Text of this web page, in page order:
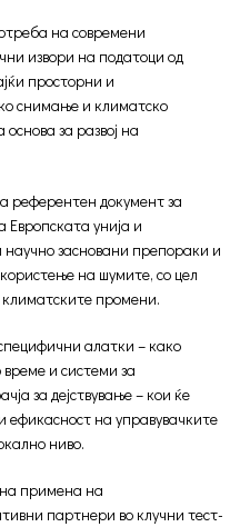
на современи
извори на податоци од
просторни и
снимање и климатско
за развој на
референтен документ за
Европската унија и
засновани препораки и
на шумите, со цел
промени.
алатки – како
и системи за
за дејствување – кои ќе
ефикасност на управувачките
ниво.
примена на
партнери во клучни тест-